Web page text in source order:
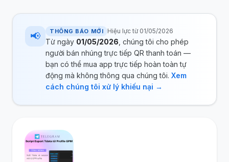
📢 THÔNG BÁO MỚI Hiệu lực từ 01/05/2026
Từ ngày 01/05/2026 , chúng tôi cho phép
người bán nhúng trực tiếp QR thanh toán —
bạn có thể mua app trực tiếp hoàn toàn tự
động mà không thông qua chúng tôi. Xem
cách chúng tôi xử lý khiếu nại →